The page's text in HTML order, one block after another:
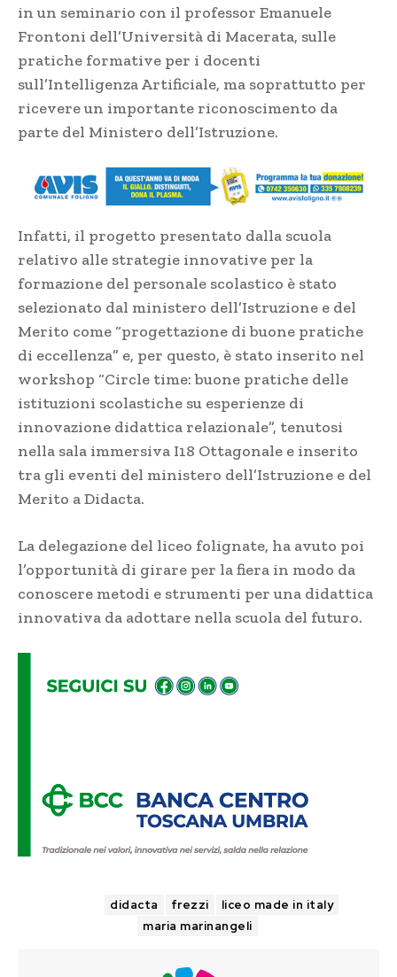
in un seminario con il professor Emanuele
Frontoni dell’Università di Macerata, sulle
pratiche formative per i docenti
sull’Intelligenza Artificiale, ma soprattutto per
ricevere un importante riconoscimento da
parte del Ministero dell’Istruzione.
Infatti, il progetto presentato dalla scuola
relativo alle strategie innovative per la
formazione del personale scolastico è stato
selezionato dal ministero dell’Istruzione e del
Merito come “progettazione di buone pratiche
di eccellenza” e, per questo, è stato inserito nel
workshop “Circle time: buone pratiche delle
istituzioni scolastiche su esperienze di
innovazione didattica relazionale”, tenutosi
nella sala immersiva I18 Ottagonale e inserito
tra gli eventi del ministero dell’Istruzione e del
Merito a Didacta.
La delegazione del liceo folignate, ha avuto poi
l’opportunità di girare per la fiera in modo da
conoscere metodi e strumenti per una didattica
innovativa da adottare nella scuola del futuro.
didacta frezzi
liceo made in italy
maria marinangeli